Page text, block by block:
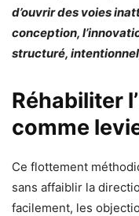
d’ouvrir des voies
conception,
structuré,
Réhabiliter
comme
Ce flottement
sans affaiblir la
facilement, les